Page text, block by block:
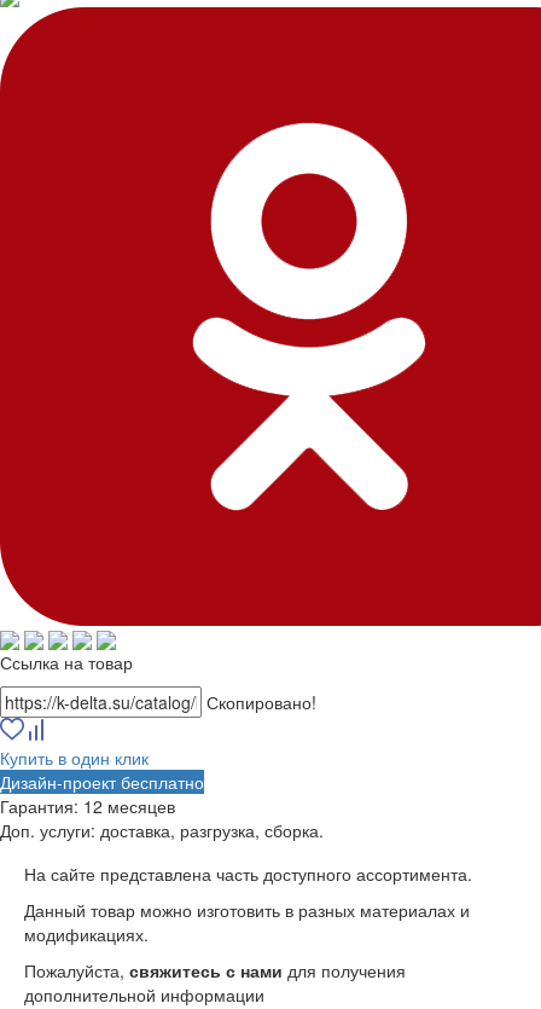
Ссылка на товар
Скопировано!
Купить в один клик
Дизайн-проект бесплатно
Гарантия: 12 месяцев
Доп. услуги: доставка, разгрузка, сборка.
На сайте представлена часть доступного ассортимента.
Данный товар можно изготовить в разных материалах и
модификациях.
Пожалуйста, свяжитесь с нами для получения
дополнительной информации